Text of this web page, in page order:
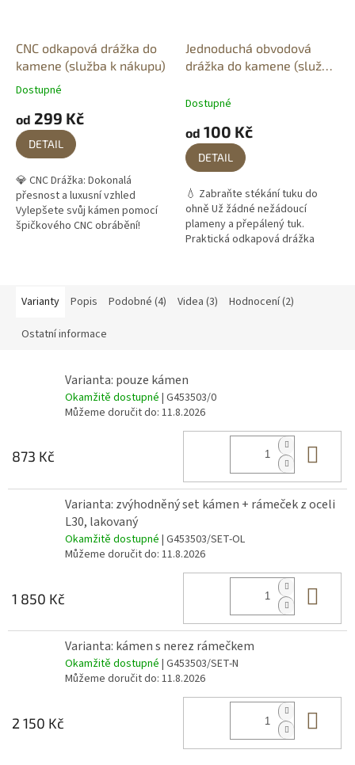
CNC odkapová drážka do
kamene (služba k nákupu)
Průměrné
produktu
je
5,0
5
hvězdiček.
Dostupné
od 299 Kč
DETAIL
💎 CNC Drážka: Dokonalá
přesnost a luxusní vzhled
Vylepšete svůj kámen pomocí
špičkového CNC obrábění!
Jednoduchá obvodová
drážka do kamene (služba
Dostupné
od 100 Kč
DETAIL
💧 Zabraňte stékání tuku do
ohně Už žádné nežádoucí
plameny a přepálený tuk.
Praktická odkapová drážka
Varianty
Popis Podobné (4) Videa (3) Hodnocení (2)
Ostatní informace
Varianta: pouze kámen
Okamžitě dostupné | G453503/0
Můžeme doručit do: 11.8.2026
873 Kč
Varianta: zvýhodněný set kámen + rámeček z oceli
L30, lakovaný
Okamžitě dostupné | G453503/SET-OL
Můžeme doručit do: 11.8.2026
1 850 Kč
Varianta: kámen s nerez rámečkem
Okamžitě dostupné | G453503/SET-N
Můžeme doručit do: 11.8.2026
2 150 Kč